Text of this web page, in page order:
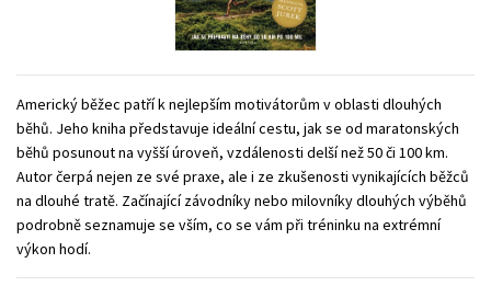
Zahraniční literatura
Všechny tituly
Americký běžec patří k nejlepším motivátorům v oblasti dlouhých
běhů. Jeho kniha představuje ideální cestu, jak se od maratonských
běhů posunout na vyšší úroveň, vzdálenosti delší než 50 či 100 km.
Autor čerpá nejen ze své praxe, ale i ze zkušenosti vynikajících běžců
na dlouhé tratě. Začínající závodníky nebo milovníky dlouhých výběhů
podrobně seznamuje se vším, co se vám při tréninku na extrémní
výkon hodí.